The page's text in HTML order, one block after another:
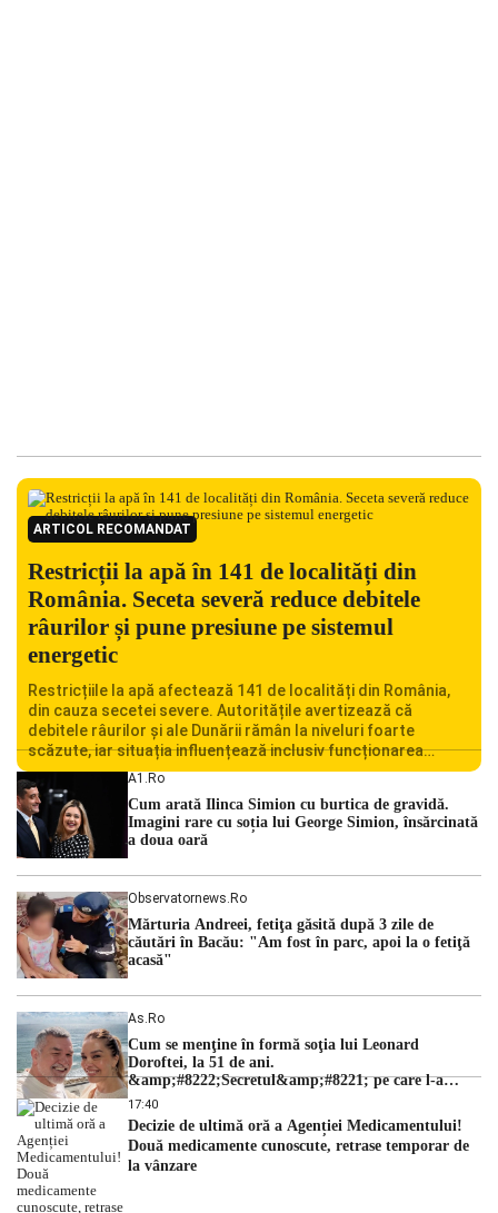
ARTICOL RECOMANDAT
Restricții la apă în 141 de localități din
România. Seceta severă reduce debitele
râurilor și pune presiune pe sistemul
energetic
Restricțiile la apă afectează 141 de localități din România,
din cauza secetei severe. Autoritățile avertizează că
debitele râurilor și ale Dunării rămân la niveluri foarte
scăzute, iar situația influențează inclusiv funcționarea
Centralei Nucleare de la Cernavodă. România se confruntă
cu una dintre cele mai dificile perioade din punct de vedere
hidrologic din ultimii ani. Lipsa […]
A1.ro
Cum arată Ilinca Simion cu burtica de gravidă.
Imagini rare cu soția lui George Simion, însărcinată
a doua oară
Observatornews.ro
Mărturia Andreei, fetiţa găsită după 3 zile de
căutări în Bacău: "Am fost în parc, apoi la o fetiţă
acasă"
As.ro
Cum se menţine în formă soţia lui Leonard
Doroftei, la 51 de ani.
&amp;#8222;Secretul&amp;#8221; pe care l-a
dezvăluit
17:40
Decizie de ultimă oră a Agenției Medicamentului!
Două medicamente cunoscute, retrase temporar de
la vânzare